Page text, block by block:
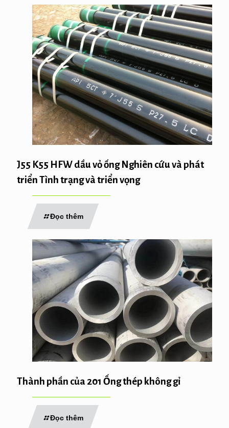
J55 K55 HFW dầu vỏ ống Nghiên cứu và phát
triển Tình trạng và triển vọng
Đọc thêm
Thành phần của 201 Ống thép không gỉ
Đọc thêm